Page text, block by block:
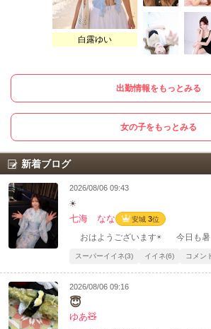
白露ゆい
出勤情報をもっとみる
女の子をもっとみる
新着ブログ
2026/08/06 09:43
☀
七海 なな 安城 3位
おはようございます☀️ 今日も暑
スーパーイイネ(3) イイネ(6) コメン
2026/08/06 09:16
😇
ゆあ🧸